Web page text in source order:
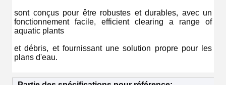
sont conçus pour être robustes et durables, avec un
fonctionnement facile, efficient clearing a range of
aquatic plants
et débris, et fournissant une solution propre pour les
plans d'eau.